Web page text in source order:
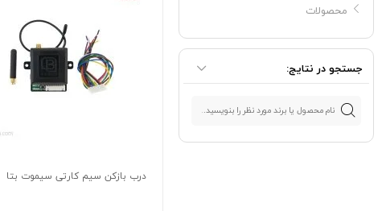
درب بازکن سیم کارتی سیموت بتا
محصولات
جستجو در نتایج: